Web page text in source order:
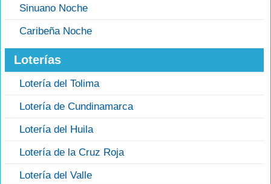
Sinuano Noche
Caribeña Noche
Loterías
Lotería del Tolima
Lotería de Cundinamarca
Lotería del Huila
Lotería de la Cruz Roja
Lotería del Valle